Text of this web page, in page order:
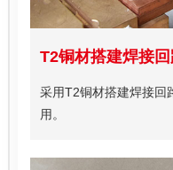
T2铜材搭建焊接
采用T2铜材搭建焊接回
用。